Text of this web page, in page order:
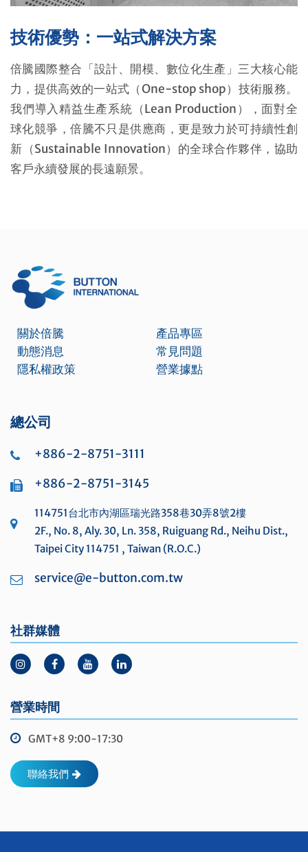
技術優勢：一站式解決方案
倍騰國際整合「設計、開模、數位化生產」三大核心能
力，提供高效的一站式（One-stop shop）技術服務。
我們導入精益生產系統（Lean Production），面對全
球化競爭，倍騰不只是供應商，更是致力於可持續性創
新（Sustainable Innovation）的全球合作夥伴，協助
客戶永續發展的長遠願景。
關於倍騰
產品專區
動態消息
常見問題
隱私權政策
營業據點
總公司
+886-2-8751-3111
+886-2-8751-3145
114751台北市內湖區瑞光路358巷30弄8號2樓
2F., No. 8, Aly. 30, Ln. 358, Ruiguang Rd., Neihu Dist.,
Taipei City 114751 , Taiwan (R.O.C.)
service@e-button.com.tw
社群媒體
營業時間
GMT+8 9:00-17:30
聯絡我們